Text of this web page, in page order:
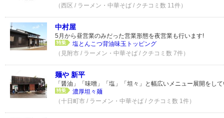
（西区 / ラーメン・中華そば / クチコミ数 11件）
中村屋
5月から昼営業のみだった営業形態を夜営業も行います!
塩とんこつ背油味玉トッピング
（見附市 / ラーメン・中華そば / クチコミ数 7件）
麺や 新平
「醤油」「味噌」「塩」「坦々」と幅広いメニュー展開をし
濃厚坦々麺
（十日町市 / ラーメン・中華そば / クチコミ数 1件）